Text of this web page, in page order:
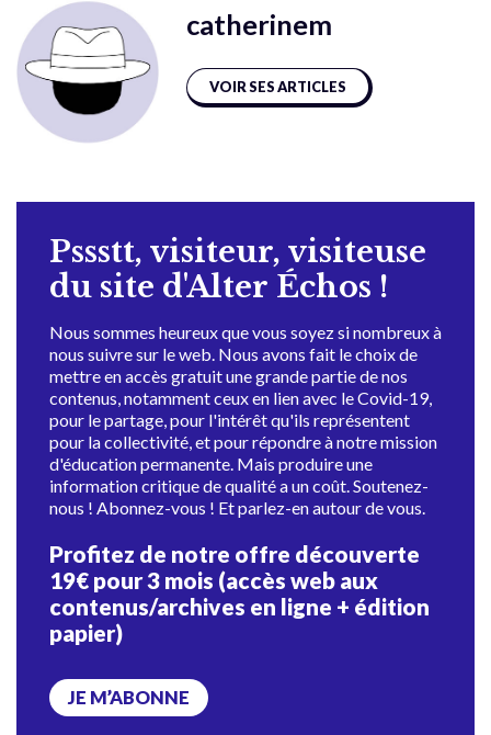
catherinem
VOIR SES ARTICLES
Pssstt, visiteur, visiteuse
du site d'Alter Échos !
Nous sommes heureux que vous soyez si nombreux à
nous suivre sur le web. Nous avons fait le choix de
mettre en accès gratuit une grande partie de nos
contenus, notamment ceux en lien avec le Covid-19,
pour le partage, pour l'intérêt qu'ils représentent
pour la collectivité, et pour répondre à notre mission
d'éducation permanente. Mais produire une
information critique de qualité a un coût. Soutenez-
nous ! Abonnez-vous ! Et parlez-en autour de vous.
Profitez de notre offre découverte
19€ pour 3 mois (accès web aux
contenus/archives en ligne + édition
papier)
JE M’ABONNE